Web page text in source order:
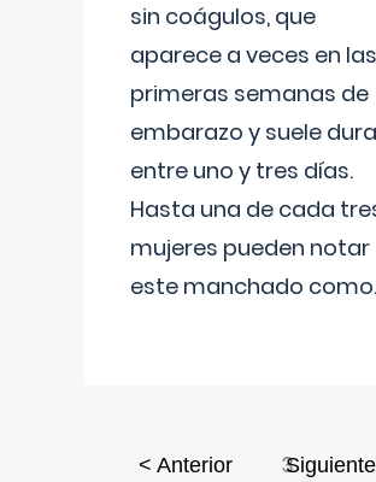
sin coágulos, que
aparece a veces en las
primeras semanas de
embarazo y suele
entre uno y tres días.
Hasta una de cada
mujeres pueden notar
este manchado como
< Anterior 3